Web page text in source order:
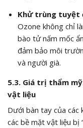
Khử trùng tuyệt
Ozone không chỉ
bào tử nấm mốc
đảm bảo môi
và người già.
5.3. Giá trị thẩm
vật liệu
Dưới bàn tay của các
các bề mặt vật liệu bị